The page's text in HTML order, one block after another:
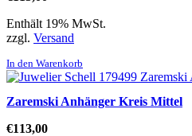
Enthält 19% MwSt.
zzgl. Versand
In den Warenkorb
Zaremski Anhänger Kreis Mittel
€113,00